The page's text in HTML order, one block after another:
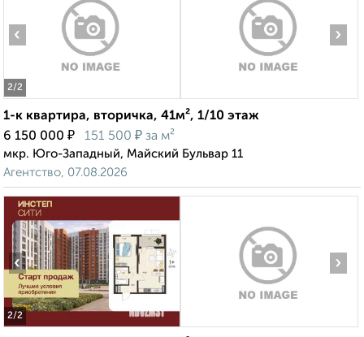
2/2
‹ ›
1-к квартира, вторичка, 41м², 1/10 этаж
6 150 000 ₽ 151 500 ₽ за м²
мкр. Юго-Западный, Майский Бульвар 11
Агентство, 07.08.2026
2/2
‹ ›